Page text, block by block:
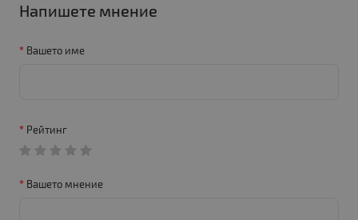
Напишете мнение
Вашето име
Рейтинг
Вашето мнение